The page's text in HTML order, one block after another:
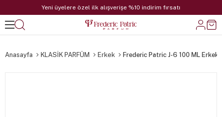
Yeni üyelere özel ilk alışverişe %10 indirim fırsatı
Anasayfa KLASİK PARFÜM Erkek Frederic Patric J-6 100 ML Erkek